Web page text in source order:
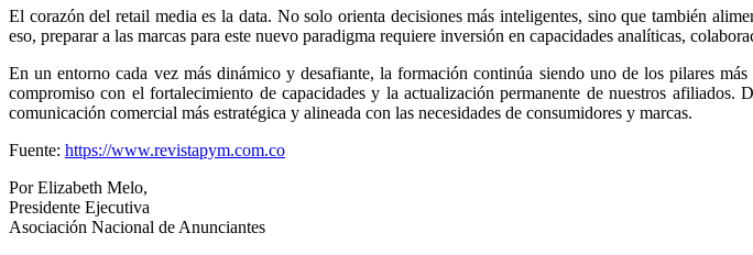
El corazón del retail media es la data. No solo orienta decisiones más inteligentes, sino que también
eso, preparar a las marcas para este nuevo paradigma requiere inversión en capacidades analíticas,
En un entorno cada vez más dinámico y desafiante, la formación continúa siendo uno de los pilares
compromiso con el fortalecimiento de capacidades y la actualización permanente de nuestros
comunicación comercial más estratégica y alineada con las necesidades de consumidores y marcas.
Fuente: https://www.revistapym.com.co
Por Elizabeth Melo,
Presidente Ejecutiva
Asociación Nacional de Anunciantes